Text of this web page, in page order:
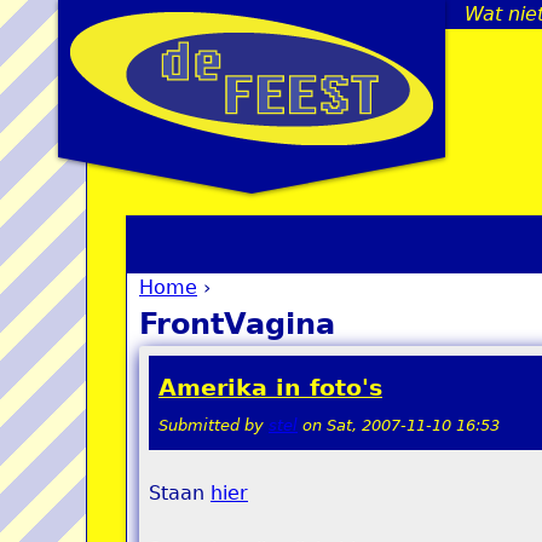
Wat
You are here
Home ›
FrontVagina
Amerika in foto's
Submitted by stel on Sat, 2007-11-10 16:53
Staan hier